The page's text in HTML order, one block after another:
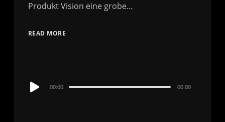
Produkt Vision eine grobe…
READ MORE
Audio
00:00 00:00